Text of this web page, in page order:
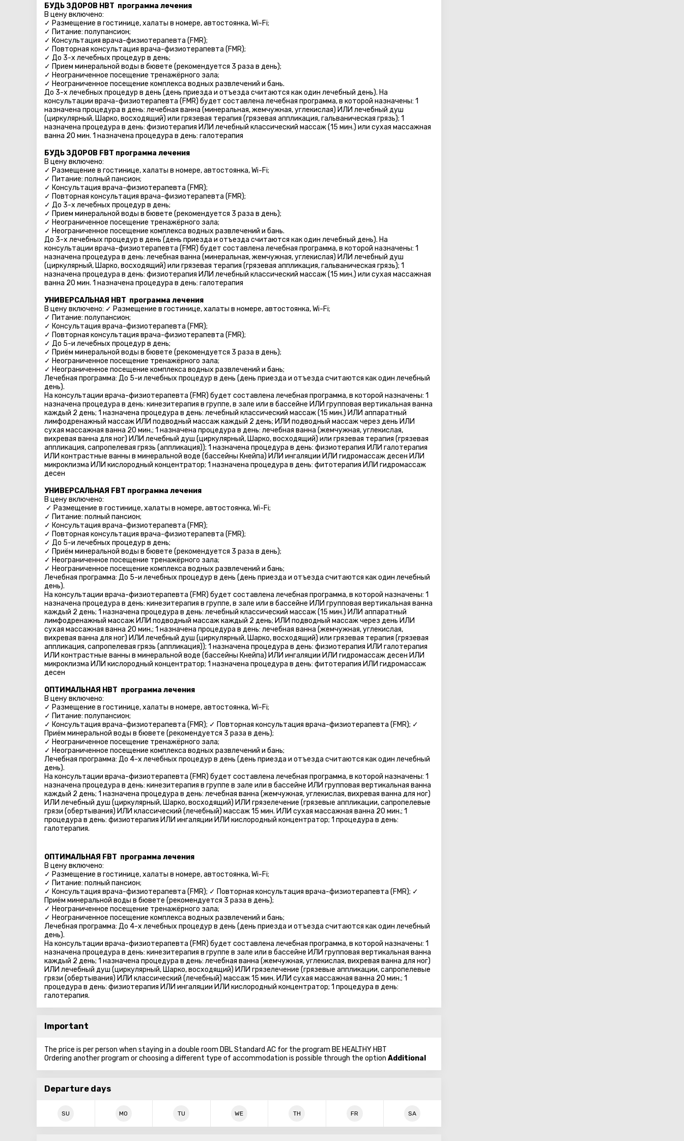
БУДЬ ЗДОРОВ HBT программа лечения
В цену включено:
✓ Размещение в гостинице, халаты в номере, автостоянка, Wi-Fi;
✓ Питание: полупансион;
✓ Консультация врача-физиотерапевта (FMR);
✓ Повторная консультация врача-физиотерапевта (FMR);
✓ До 3-х лечебных процедур в день;
✓ Прием минеральной воды в бювете (рекомендуется 3 раза в день);
✓ Неограниченное посещение тренажёрного зала;
✓ Неограниченное посещение комплекса водных развлечений и бань.
До 3-х лечебных процедур в день (день приезда и отъезда считаются как один лечебный день). На
консультации врача-физиотерапевта (FMR) будет составлена лечебная программа, в которой назначены: 1
назначена процедура в день: лечебная ванна (минеральная, жемчужная, углекислая) ИЛИ лечебный душ
(циркулярный, Шарко, восходящий) или грязевая терапия (грязевая аппликация, гальваническая грязь); 1
назначена процедура в день: физиотерапия ИЛИ лечебный классический массаж (15 мин.) или сухая массажная
ванна 20 мин. 1 назначена процедура в день: галотерапия
БУДЬ ЗДОРОВ FBT программа лечения
В цену включено:
✓ Размещение в гостинице, халаты в номере, автостоянка, Wi-Fi;
✓ Питание: полный пансион;
✓ Консультация врача-физиотерапевта (FMR);
✓ Повторная консультация врача-физиотерапевта (FMR);
✓ До 3-х лечебных процедур в день;
✓ Прием минеральной воды в бювете (рекомендуется 3 раза в день);
✓ Неограниченное посещение тренажёрного зала;
✓ Неограниченное посещение комплекса водных развлечений и бань.
До 3-х лечебных процедур в день (день приезда и отъезда считаются как один лечебный день). На
консультации врача-физиотерапевта (FMR) будет составлена лечебная программа, в которой назначены: 1
назначена процедура в день: лечебная ванна (минеральная, жемчужная, углекислая) ИЛИ лечебный душ
(циркулярный, Шарко, восходящий) или грязевая терапия (грязевая аппликация, гальваническая грязь); 1
назначена процедура в день: физиотерапия ИЛИ лечебный классический массаж (15 мин.) или сухая массажная
ванна 20 мин. 1 назначена процедура в день: галотерапия
УНИВЕРСАЛЬНАЯ HBT программа лечения
В цену включено: ✓ Размещение в гостинице, халаты в номере, автостоянка, Wi-Fi;
✓ Питание: полупансион;
✓ Консультация врача-физиотерапевта (FMR);
✓ Повторная консультация врача-физиотерапевта (FMR);
✓ До 5-и лечебных процедур в день;
✓ Приём минеральной воды в бювете (рекомендуется 3 раза в день);
✓ Неограниченное посещение тренажёрного зала;
✓ Неограниченное посещение комплекса водных развлечений и бань;
Лечебная программа: До 5-и лечебных процедур в день (день приезда и отъезда считаются как один лечебный
день).
На консультации врача-физиотерапевта (FMR) будет составлена лечебная программа, в которой назначены: 1
назначена процедура в день: кинезитерапия в группе, в зале или в бассейне ИЛИ групповая вертикальная ванна
каждый 2 день; 1 назначена процедура в день: лечебный классический массаж (15 мин.) ИЛИ аппаратный
лимфодренажный массаж ИЛИ подводный массаж каждый 2 день; ИЛИ подводный массаж через день ИЛИ
сухая массажная ванна 20 мин.; 1 назначена процедура в день: лечебная ванна (жемчужная, углекислая,
вихревая ванна для ног) ИЛИ лечебный душ (циркулярный, Шарко, восходящий) или грязевая терапия (грязевая
аппликация, сапропелевая грязь (аппликация)); 1 назначена процедура в день: физиотерапия ИЛИ галотерапия
ИЛИ контрастные ванны в минеральной воде (бассейны Кнейпa) ИЛИ ингаляции ИЛИ гидромассаж десен ИЛИ
микроклизмa ИЛИ кислородный концентратор; 1 назначена процедура в день: фитотерапия ИЛИ гидромассаж
десен
УНИВЕРСАЛЬНАЯ FBT программа лечения
В цену включено:
✓ Размещение в гостинице, халаты в номере, автостоянка, Wi-Fi;
✓ Питание: полный пансион;
✓ Консультация врача-физиотерапевта (FMR);
✓ Повторная консультация врача-физиотерапевта (FMR);
✓ До 5-и лечебных процедур в день;
✓ Приём минеральной воды в бювете (рекомендуется 3 раза в день);
✓ Неограниченное посещение тренажёрного зала;
✓ Неограниченное посещение комплекса водных развлечений и бань;
Лечебная программа: До 5-и лечебных процедур в день (день приезда и отъезда считаются как один лечебный
день).
На консультации врача-физиотерапевта (FMR) будет составлена лечебная программа, в которой назначены: 1
назначена процедура в день: кинезитерапия в группе, в зале или в бассейне ИЛИ групповая вертикальная ванна
каждый 2 день; 1 назначена процедура в день: лечебный классический массаж (15 мин.) ИЛИ аппаратный
лимфодренажный массаж ИЛИ подводный массаж каждый 2 день; ИЛИ подводный массаж через день ИЛИ
сухая массажная ванна 20 мин.; 1 назначена процедура в день: лечебная ванна (жемчужная, углекислая,
вихревая ванна для ног) ИЛИ лечебный душ (циркулярный, Шарко, восходящий) или грязевая терапия (грязевая
аппликация, сапропелевая грязь (аппликация)); 1 назначена процедура в день: физиотерапия ИЛИ галотерапия
ИЛИ контрастные ванны в минеральной воде (бассейны Кнейпa) ИЛИ ингаляции ИЛИ гидромассаж десен ИЛИ
микроклизмa ИЛИ кислородный концентратор; 1 назначена процедура в день: фитотерапия ИЛИ гидромассаж
десен
ОПТИМАЛЬНАЯ HBT программа лечения
В цену включено:
✓ Размещение в гостинице, халаты в номере, автостоянка, Wi-Fi;
✓ Питание: полупансион;
✓ Консультация врача-физиотерапевта (FMR); ✓ Повторная консультация врача-физиотерапевта (FMR); ✓
Приём минеральной воды в бювете (рекомендуется 3 раза в день);
✓ Неограниченное посещение тренажёрного зала;
✓ Неограниченное посещение комплекса водных развлечений и бань;
Лечебная программа: До 4-х лечебных процедур в день (день приезда и отъезда считаются как один лечебный
день).
На консультации врача-физиотерапевта (FMR) будет составлена лечебная программа, в которой назначены: 1
назначена процедура в день: кинезитерапия в группе в зале или в бассейне ИЛИ групповая вертикальная ванна
каждый 2 день; 1 назначена процедура в день: лечебная ванна (жемчужная, углекислая, вихревая ванна для ног)
ИЛИ лечебный душ (циркулярный, Шарко, восходящий) ИЛИ грязелечение (грязевые аппликации, сапропелевые
грязи (обертывания) ИЛИ классический (лечебный) массаж 15 мин. ИЛИ сухая массажная ванна 20 мин.; 1
процедура в день: физиотерапия ИЛИ ингаляции ИЛИ кислородный концентратор; 1 процедура в день:
галотерапия.
ОПТИМАЛЬНАЯ FBT программа лечения
В цену включено:
✓ Размещение в гостинице, халаты в номере, автостоянка, Wi-Fi;
✓ Питание: полный пансион;
✓ Консультация врача-физиотерапевта (FMR); ✓ Повторная консультация врача-физиотерапевта (FMR); ✓
Приём минеральной воды в бювете (рекомендуется 3 раза в день);
✓ Неограниченное посещение тренажёрного зала;
✓ Неограниченное посещение комплекса водных развлечений и бань;
Лечебная программа: До 4-х лечебных процедур в день (день приезда и отъезда считаются как один лечебный
день).
На консультации врача-физиотерапевта (FMR) будет составлена лечебная программа, в которой назначены: 1
назначена процедура в день: кинезитерапия в группе в зале или в бассейне ИЛИ групповая вертикальная ванна
каждый 2 день; 1 назначена процедура в день: лечебная ванна (жемчужная, углекислая, вихревая ванна для ног)
ИЛИ лечебный душ (циркулярный, Шарко, восходящий) ИЛИ грязелечение (грязевые аппликации, сапропелевые
грязи (обертывания) ИЛИ классический (лечебный) массаж 15 мин. ИЛИ сухая массажная ванна 20 мин.; 1
процедура в день: физиотерапия ИЛИ ингаляции ИЛИ кислородный концентратор; 1 процедура в день:
галотерапия.
Important
The price is per person when staying in a double room DBL Standard AC for the program BE HEALTHY HBT
Ordering another program or choosing a different type of accommodation is possible through the option Additional
Departure days
SU MO TU WE TH FR SA